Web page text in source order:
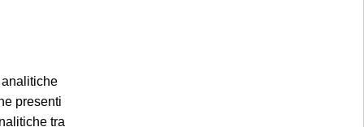
presenti
tra